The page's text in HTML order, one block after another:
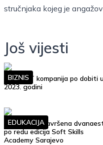
stručnjaka kojeg je
Još vijesti
Top 10 IT kompanija po dobiti
2023. godini
BIZNIS
Uspješno je završena
po redu edicija Soft Skills
Academy Sarajevo
EDUKACIJA